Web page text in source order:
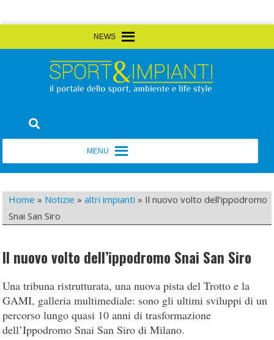
to
Sport&Impianti
Home » Notizie »altri impianti » Il nuovo volto dell’ippodromo
Snai San Siro
Il nuovo volto dell’ippodromo Snai San Siro
Una tribuna ristrutturata, una nuova pista del Trotto e la
GAMI, galleria multimediale: sono gli ultimi sviluppi di un
percorso lungo quasi 10 anni di trasformazione
dell’Ippodromo Snai San Siro di Milano.